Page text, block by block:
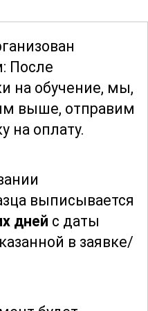
и
ситуации.
также
производства,
отходов и
на
выпускники будут
знаниями и
которые
работать в сфере
После
на обучение, мы,
выше, отправим
на оплату.
выписывается
дней с даты
в заявке/